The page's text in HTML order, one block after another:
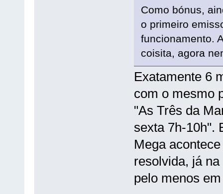
Como bónus,
o primeiro
funcionamento.
coisita, agora
Exatamente 6
com o mesmo
"As Três da
sexta 7h-10h".
Mega
resolvida, já
pelo menos